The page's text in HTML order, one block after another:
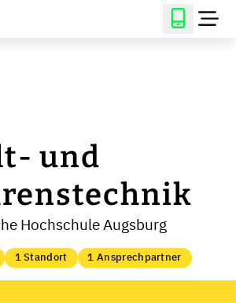
und
Hochschule Augsburg
1 Standort 1 Ansprechpartner